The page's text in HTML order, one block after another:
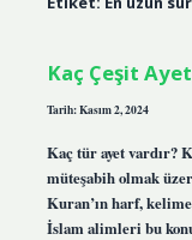
Kaç Çeşit
Tarih: Kasım 2, 2024
Kaç tür ayet vardır?
müteşabih olmak
Kuran’ın harf,
İslam alimleri bu